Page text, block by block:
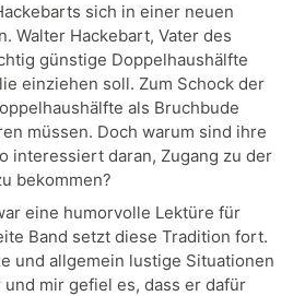
sich in einer neuen
Walter Hackebart, Vater des
günstige Doppelhaushälfte
einziehen soll. Zum Schock der
als Bruchbude
müssen. Doch warum sind ihre
interessiert daran, Zugang zu der
bekommen?
eine humorvolle Lektüre für
Band setzt diese Tradition fort.
und allgemein lustige Situationen
mir gefiel es, dass er dafür